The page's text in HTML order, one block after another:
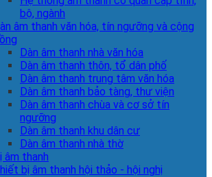
bộ, ngành
âm thanh văn hóa, tín ngưỡng và cộng
Dàn âm thanh nhà văn hóa
Dàn âm thanh thôn, tổ dân phố
Dàn âm thanh trung tâm văn hóa
Dàn âm thanh bảo tàng, thư viện
Dàn âm thanh chùa và cơ sở tín
ngưỡng
Dàn âm thanh khu dân cư
Dàn âm thanh nhà thờ
âm thanh
bị âm thanh hội thảo - hội nghị